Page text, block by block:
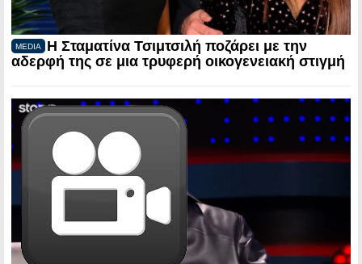
MEDIA
Η Σταματίνα Τσιμτσιλή ποζάρει με την
αδερφή της σε μια τρυφερή οικογενειακή στιγμή